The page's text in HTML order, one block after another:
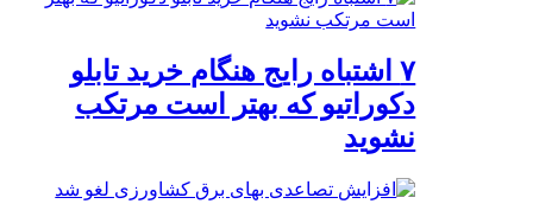
۷ اشتباه رایج هنگام خرید تابلو
دکوراتیو که بهتر است مرتکب
نشوید